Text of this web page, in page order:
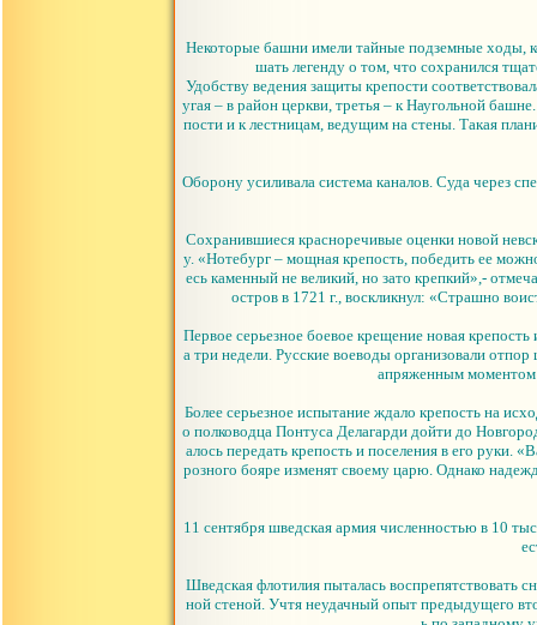
Некоторые башни имели тайные подземные ходы,
шать легенду о том, что сохранился
Удобству ведения защиты крепости
угая – в район церкви, третья – к Наугольной
пости и к лестницам, ведущим на стены. Такая
Оборону усиливала система каналов. Суда через
Сохранившиеся красноречивые оценки новой
у. «Нотебург – мощная крепость, победить ее
есь каменный не великий, но зато крепкий»,-
остров в 1721 г., воскликнул: «Страшно
Первое серьезное боевое крещение новая
а три недели. Русские воеводы организовали
апряженным моментом
Более серьезное испытание ждало крепость на
о полководца Понтуса Делагарди дойти до
алось передать крепость и поселения в его руки.
розного бояре изменят своему царю. Однако
11 сентября шведская армия численностью в 10
Шведская флотилия пыталась воспрепятствовать
ной стеной. Учтя неудачный опыт предыдущего